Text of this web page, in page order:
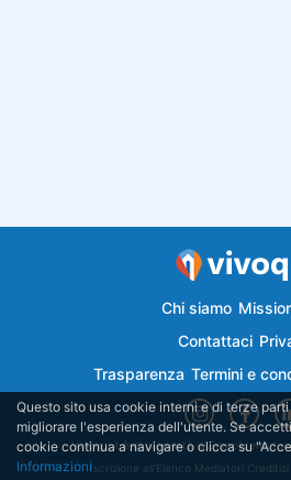
Chi siamo
Contattaci
Trasparenza Termini e
Vivoqui.it è di proprietà di Semplicemutuo
Iscrizione all'Elenco Mediatori
Questo sito usa cookie interni e di terze parti
migliorare l'esperienza dell'utente. Se
cookie continua a navigare o clicca su
Informazioni